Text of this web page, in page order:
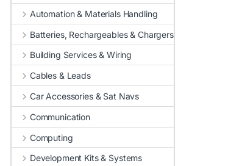
Automation & Materials Handling
Batteries, Rechargeables & Chargers
Building Services & Wiring
Cables & Leads
Car Accessories & Sat Navs
Communication
Computing
Development Kits & Systems